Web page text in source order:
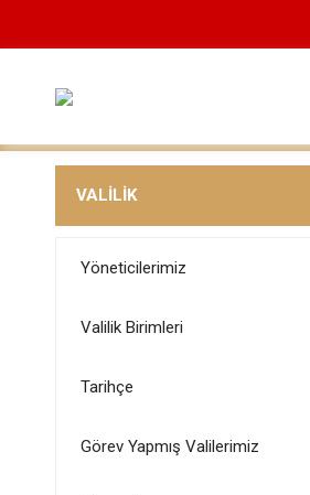
VALİLİK
Yöneticilerimiz
Valilik Birimleri
Tarihçe
Görev Yapmış Valilerimiz